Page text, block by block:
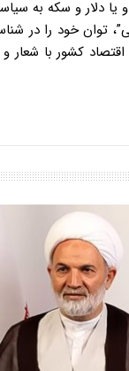
دلار و سکه به
خود را در
کشور با